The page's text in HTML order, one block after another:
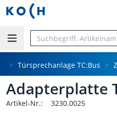
Zum Hauptinhalt springen
Türsprechanlage TC:Bus
Adapterplatte
Artikel-Nr.: 3230.0025